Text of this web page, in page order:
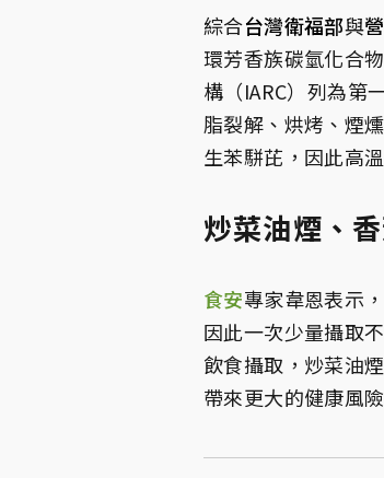
綜合台灣衛福部與
環芳香族碳氫化合
構（IARC）列為第
脂裂解、烘烤、煙
生苯駢芘，因此高
炒菜油煙、
食安專家韋恩表示
因此一次少量攝取
飲食攝取，炒菜油
帶來更大的健康風險